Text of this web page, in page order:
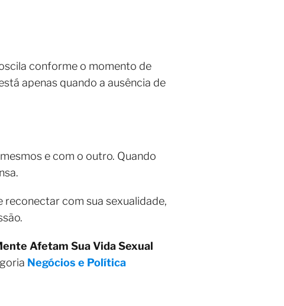
conforme o momento de
apenas quando a ausência de
e com o outro. Quando
reconectar com sua sexualidade,
Afetam Sua Vida Sexual
Negócios e Política